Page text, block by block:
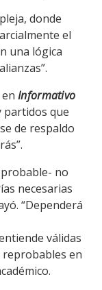
donde
el
una lógica
Informativo
partidos que
de respaldo
no
necesarias
“Dependerá
válidas
reprobables en